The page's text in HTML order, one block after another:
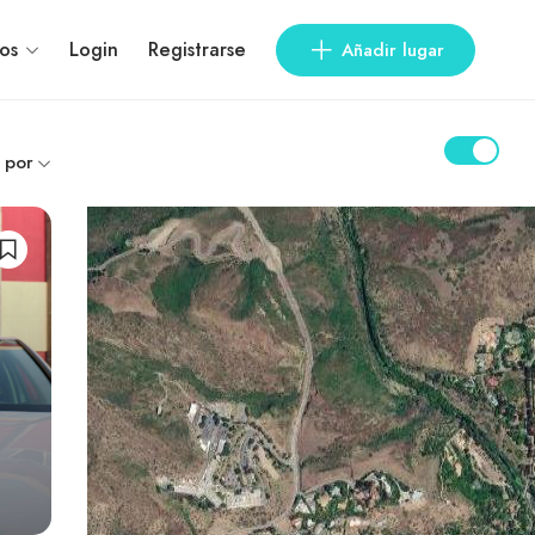
Login Registrarse Añadir lugar
por